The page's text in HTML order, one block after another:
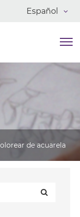
Español
de acuarela